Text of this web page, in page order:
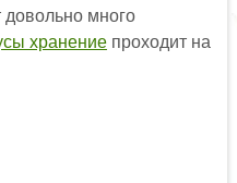
довольно много
хранениепроходит на